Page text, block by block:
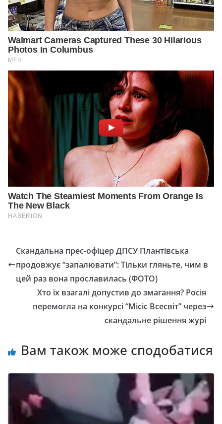
Скандальна прес-офіцер ДПСУ Плантівська
продовжує “запалювати”: Тільки гляньте, чим в
цей раз вона прославилась (ФОТО)
Хто їх взагалі допустив до змагання? Росія
перемогла на конкурсі “Місіс Всесвіт” через
скандальне рішення журі
Вам також може сподобатися